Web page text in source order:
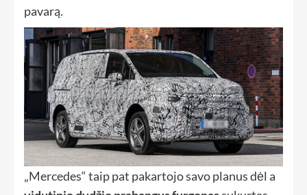
pavarą.
„Mercedes“ taip pat pakartojo savo planus dėl a